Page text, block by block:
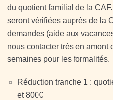
du quotient familial de la
seront vérifiées auprès de la
demandes (aide aux
nous contacter très en amont
semaines pour les formalités.
Réduction tranche 1 :
et 800€